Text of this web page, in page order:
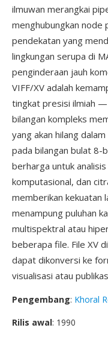
ilmuwan merangkai
menghubungkan
pendekatan yang
lingkungan serupa di
penginderaan jauh
VIFF/XV adalah
tingkat presisi ilmiah
bilangan kompleks
yang akan hilang
pada bilangan bulat 8-
berharga untuk
komputasional, dan
memberikan kekuatan
menampung puluhan
multispektral atau
beberapa file. File XV
dapat dikonversi ke
visualisasi atau
Pengembang: Khoral
Rilis awal: 1990